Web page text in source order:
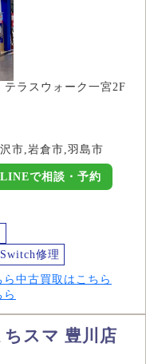
ラスウォーク一宮2F
市,岩倉市,羽島市
LINEで相談・予約
修理
ら 中古買取はこちら
ら
スマ 豊川店